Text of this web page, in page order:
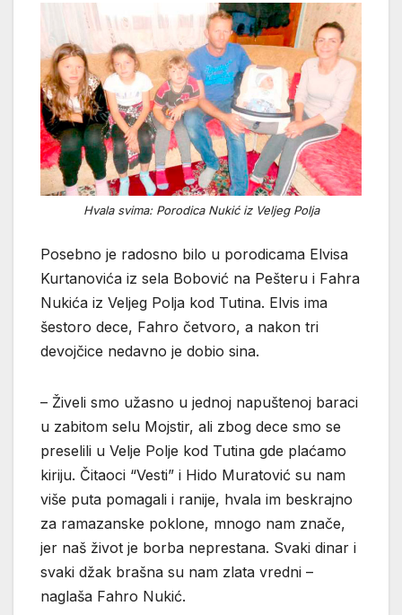
Hvala svima: Porodica Nukić iz Veljeg Polja
Posebno je radosno bilo u porodicama Elvisa
Kurtanovića iz sela Bobović na Pešteru i Fahra
Nukića iz Veljeg Polja kod Tutina. Elvis ima
šestoro dece, Fahro četvoro, a nakon tri
devojčice nedavno je dobio sina.
– Živeli smo užasno u jednoj napuštenoj baraci
u zabitom selu Mojstir, ali zbog dece smo se
preselili u Velje Polje kod Tutina gde plaćamo
kiriju. Čitaoci “Vesti” i Hido Muratović su nam
više puta pomagali i ranije, hvala im beskrajno
za ramazanske poklone, mnogo nam znače,
jer naš život je borba neprestana. Svaki dinar i
svaki džak brašna su nam zlata vredni –
naglaša Fahro Nukić.